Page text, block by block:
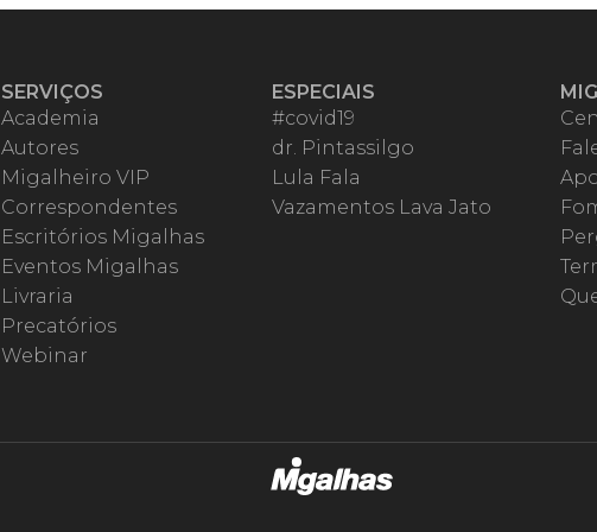
SERVIÇOS
Academia
Autores
Migalheiro VIP
Correspondentes
Escritórios Migalhas
Eventos Migalhas
Livraria
Precatórios
Webinar
ESPECIAIS
#covid19
dr. Pintassilgo
Lula Fala
Vazamentos Lava Jato